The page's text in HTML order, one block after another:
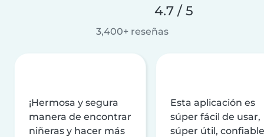
4.7 / 5
3,400+ reseñas
¡Hermosa y segura
manera de encontrar
niñeras y hacer más
Esta aplicación es
súper fácil de usar,
súper útil,